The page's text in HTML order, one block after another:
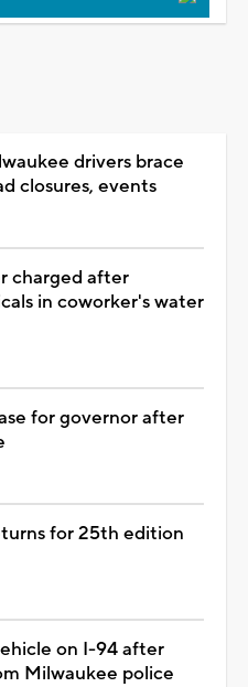
drivers brace
closures, events
charged after
in coworker's water
for governor after
for 25th edition
on I-94 after
Milwaukee police